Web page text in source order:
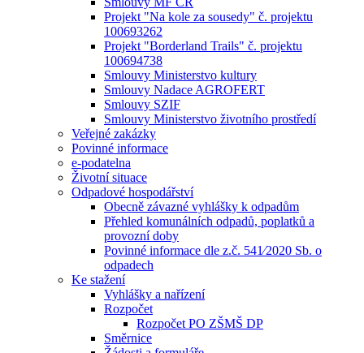
Projekt "Na kole za sousedy" č. projektu
100693262
Projekt "Borderland Trails" č. projektu
100694738
Smlouvy Ministerstvo kultury
Smlouvy Nadace AGROFERT
Smlouvy SZIF
Smlouvy Ministerstvo životního prostředí
Veřejné zakázky
Povinné informace
e-podatelna
Životní situace
Odpadové hospodářství
Obecně závazné vyhlášky k odpadům
Přehled komunálních odpadů, poplatků a
provozní doby
Povinné informace dle z.č. 541⁄2020 Sb. o
odpadech
Ke stažení
Vyhlášky a nařízení
Rozpočet
Rozpočet PO ZŠMŠ DP
Směrnice